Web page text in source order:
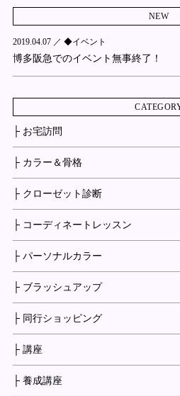
NEW
2019.04.07 ／ ◆イベント
博多阪急でのイベント無事終了！
├ お宅訪問
├ カラー＆骨格
├ クローゼット診断
├ コーディネートレッスン
├ パーソナルカラー
├ ブラッシュアップ
├ 同行ショッピング
├ 講座
├ 養成講座